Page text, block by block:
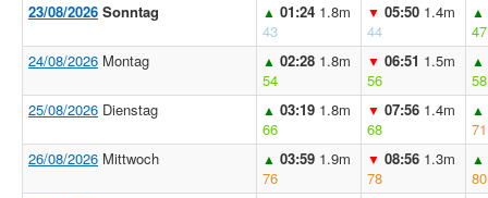
23/08/2026 Sonntag ▲ 01:24 1.8m
43
▼ 05:50 1.4m
44
▲
47
24/08/2026 Montag ▲ 02:28 1.8m
54
▼ 06:51 1.5m
56
▲
58
25/08/2026 Dienstag ▲ 03:19 1.8m
66
▼ 07:56 1.4m
68
▲
71
26/08/2026 Mittwoch ▲ 03:59 1.9m
76
▼ 08:56 1.3m
78
▲
80